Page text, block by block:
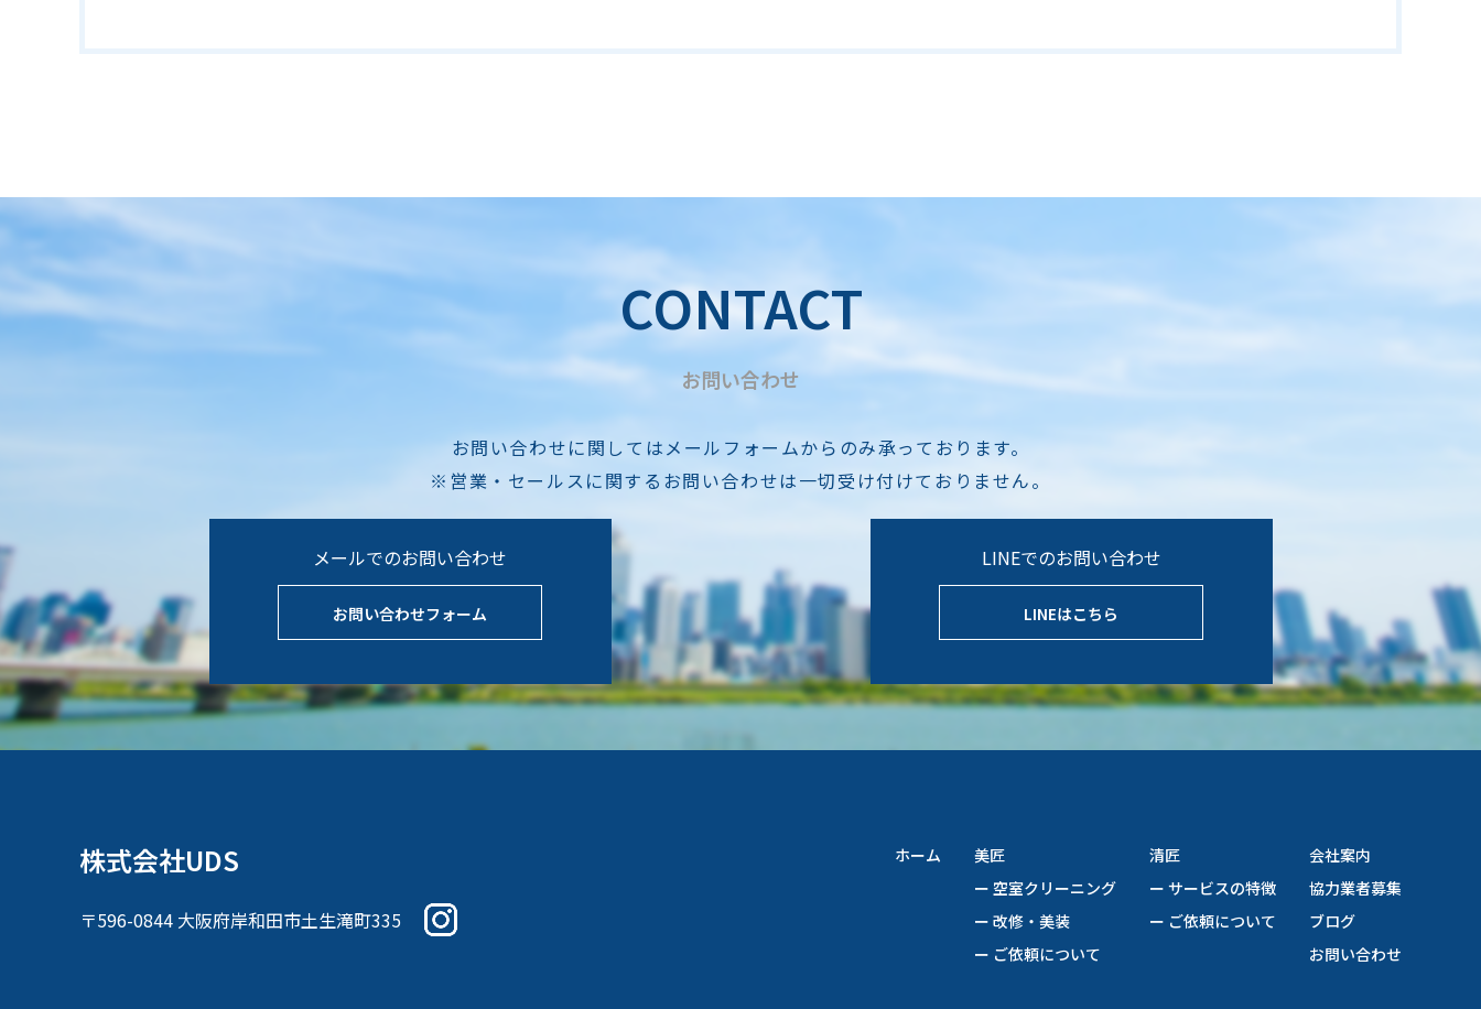
CONTACT
お問い合わせ
お問い合わせに関してはメールフォームからのみ承っております。
※営業・セールスに関するお問い合わせは一切受け付けておりません。
メールでのお問い合わせ
お問い合わせフォーム
LINEでのお問い合わせ
LINEはこちら
株式会社UDS
〒596-0844 大阪府岸和田市土生滝町335
ホーム
美匠
ー 空室クリーニング
ー 改修‧美装
ー ご依頼について
清匠
ー サービスの特徴
ー ご依頼について
会社案内
協力業者募集
ブログ
お問い合わせ